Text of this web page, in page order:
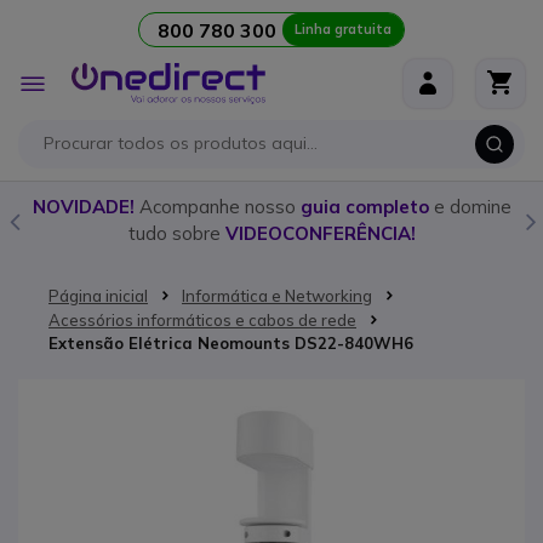
800 780 300 Linha gratuita
Alternar
Nav
NOVIDADE! Acompanhe nosso guia completoe domine
tudo sobre VIDEOCONFERÊNCIA!
Página inicial
Informática e Networking
Acessórios informáticos e cabos de rede
Extensão Elétrica Neomounts DS22-840WH6